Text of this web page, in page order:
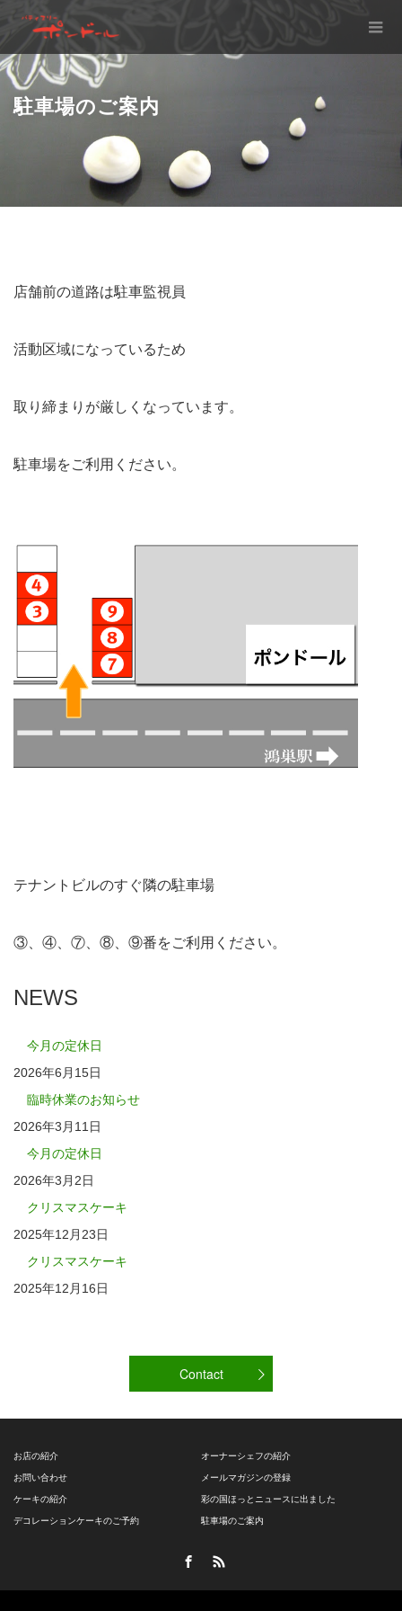
駐車場のご案内
店舗前の道路は駐車監視員
活動区域になっているため
取り締まりが厳しくなっています。
駐車場をご利用ください。
テナントビルのすぐ隣の駐車場
③、④、⑦、⑧、⑨番をご利用ください。
NEWS
今月の定休日
2026年6月15日
臨時休業のお知らせ
2026年3月11日
今月の定休日
2026年3月2日
クリスマスケーキ
2025年12月23日
クリスマスケーキ
2025年12月16日
Contact
お店の紹介
お問い合わせ
ケーキの紹介
デコレーションケーキのご予約
オーナーシェフの紹介
メールマガジンの登録
彩の国ほっとニュースに出ました
駐車場のご案内